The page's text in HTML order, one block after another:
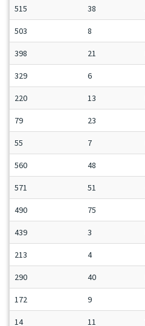
515 38
503 8
398 21
329 6
220 13
79 23
55 7
560 48
571 51
490 75
439 3
213 4
290 40
172 9
14 11